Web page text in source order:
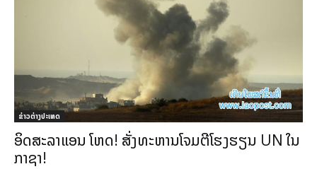
ຂ່າວຕ່າງປະເທດ
ອິດສະລາແອນ ໂຫດ! ສັ່ງທະຫານໂຈມຕີໂຮງຮຽນ UN ໃນ
ກາຊາ!